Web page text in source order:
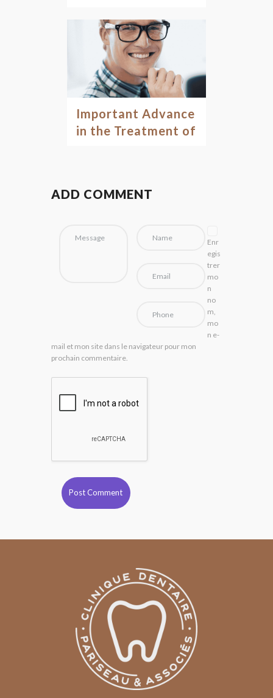
Important Advance
in the Treatment of
ADD COMMENT
Enr
egis
trer
mo
n
no
m,
mo
n e-
mail et mon site dans le navigateur pour mon
prochain commentaire.